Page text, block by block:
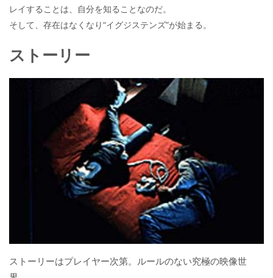
レイすることは、自分を知ることなのだ。
そして、存在はなくなり“イグジステンズ”が始まる。
ストーリー
ストーリーはプレイヤー次第。ルールのない究極の映像世